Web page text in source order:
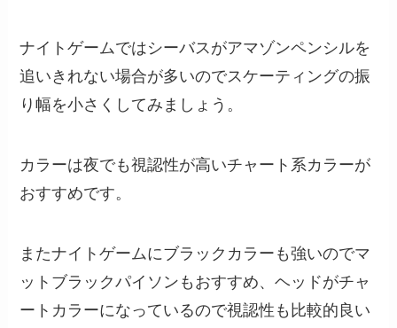
ナイトゲームではシーバスがアマゾンペンシルを
追いきれない場合が多いのでスケーティングの振
り幅を小さくしてみましょう。
カラーは夜でも視認性が高いチャート系カラーが
おすすめです。
またナイトゲームにブラックカラーも強いのでマ
ットブラックパイソンもおすすめ、ヘッドがチャ
ートカラーになっているので視認性も比較的良い